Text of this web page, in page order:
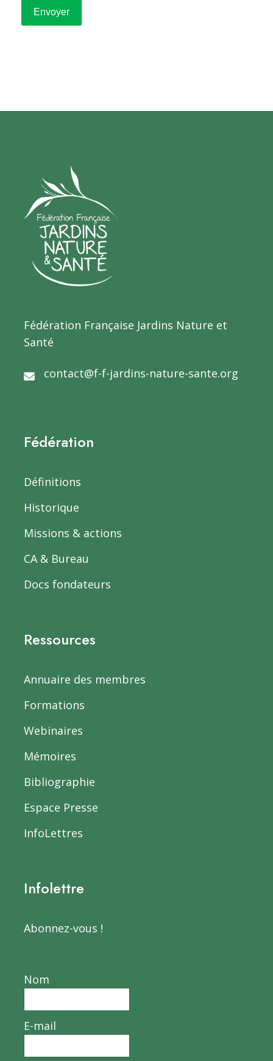
Envoyer
Fédération Française Jardins Nature et
Santé
contact@f-f-jardins-nature-sante.org
Fédération
Définitions
Historique
Missions & actions
CA & Bureau
Docs fondateurs
Ressources
Annuaire des membres
Formations
Webinaires
Mémoires
Bibliographie
Espace Presse
InfoLettres
Infolettre
Abonnez-vous !
Nom
E-mail